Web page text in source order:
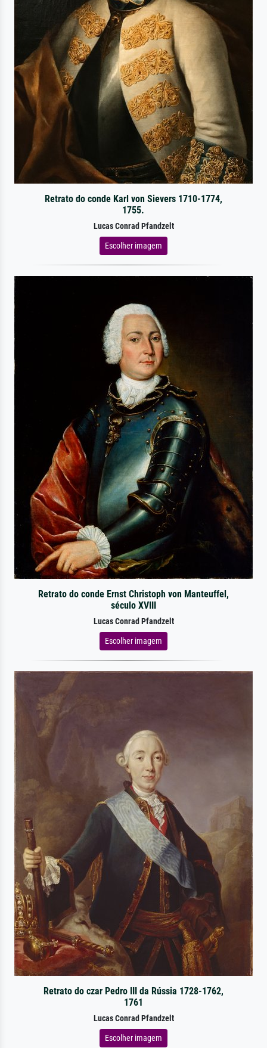
Retrato do conde Karl von Sievers 1710-1774,
1755.
Lucas Conrad Pfandzelt
Escolher imagem
Retrato do conde Ernst Christoph von Manteuffel,
século XVIII
Lucas Conrad Pfandzelt
Escolher imagem
Retrato do czar Pedro III da Rússia 1728-1762,
1761
Lucas Conrad Pfandzelt
Escolher imagem